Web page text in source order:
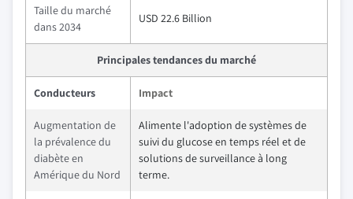
Taille du marché
dans 2034
USD 22.6 Billion
Principales tendances du marché
Conducteurs Impact
Augmentation de
la prévalence du
diabète en
Amérique du Nord
Alimente l'adoption de systèmes de
suivi du glucose en temps réel et de
solutions de surveillance à long
terme.